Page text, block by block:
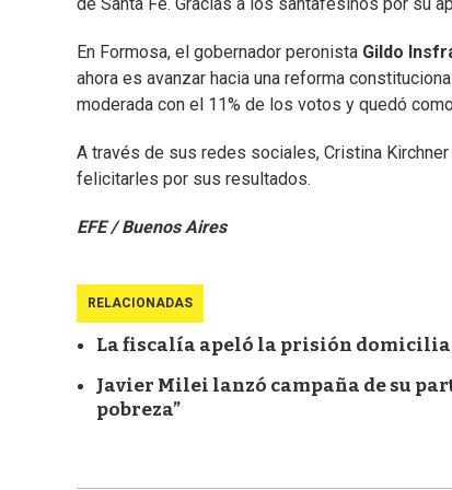
En Formosa, el gobernador peronista Gildo
ahora es avanzar hacia una reforma
moderada con el 11% de los votos y quedó
A través de sus redes sociales, Cristina
felicitarles por sus resultados.
EFE / Buenos Aires
RELACIONADAS
La fiscalía apeló la prisión
Javier Milei lanzó campaña de su
pobreza”